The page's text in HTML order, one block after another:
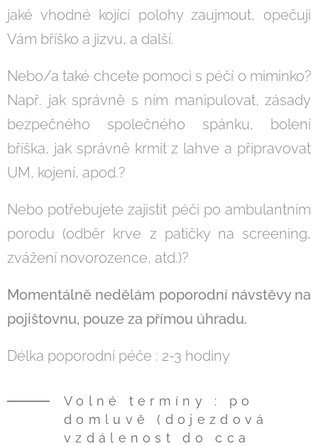
jaké vhodné kojící polohy zaujmout, opečuji
Vám bříško a jizvu, a další.
Nebo/a také chcete pomoci s péčí o miminko?
Např. jak správně s ním manipulovat, zásady
bezpečného společného spánku, bolení
bříška, jak správně krmit z lahve a připravovat
UM, kojení, apod.?
Nebo potřebujete zajistit péči po ambulantním
porodu (odběr krve z patičky na screening,
zvážení novorozence, atd.)?
Momentálně nedělám poporodní návstěvy na
pojištovnu, pouze za přímou úhradu.
Délka poporodní péče : 2-3 hodiny
Volné termíny : po
domluvě (dojezdová
vzdálenost do cca